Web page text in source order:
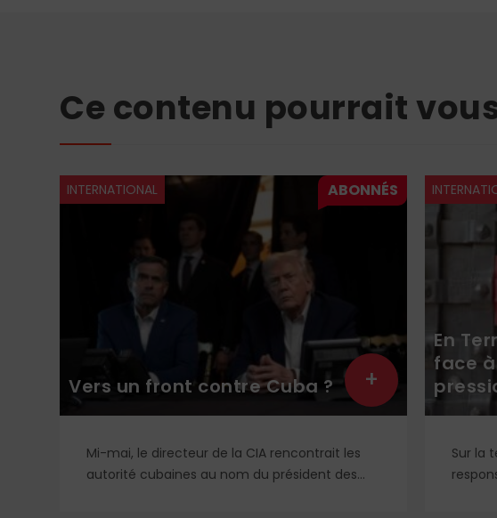
Ce contenu pourrait
INTERNATIONAL
Vers un front contre Cuba ?
Mi-mai, le directeur de la CIA rencontrait les
autorité cubaines au nom du président des
+
En
face
Sur la